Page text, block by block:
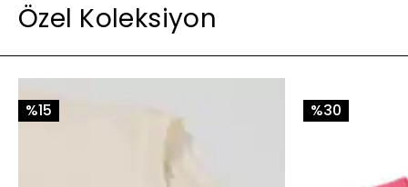
Özel Koleksiyon
%15 %30